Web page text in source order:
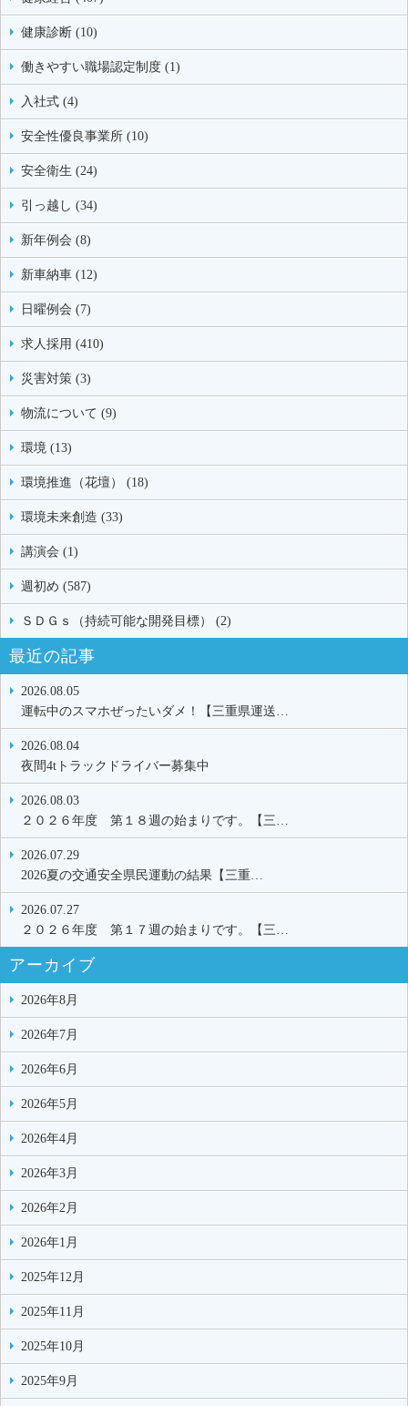
健康診断 (10)
働きやすい職場認定制度 (1)
入社式 (4)
安全性優良事業所 (10)
安全衛生 (24)
引っ越し (34)
新年例会 (8)
新車納車 (12)
日曜例会 (7)
求人採用 (410)
災害対策 (3)
物流について (9)
環境 (13)
環境推進（花壇） (18)
環境未来創造 (33)
講演会 (1)
週初め (587)
ＳＤＧｓ（持続可能な開発目標） (2)
最近の記事
2026.08.05
運転中のスマホぜったいダメ！【三重県運送…
2026.08.04
夜間4tトラックドライバー募集中
2026.08.03
２０２６年度 第１８週の始まりです。【三…
2026.07.29
2026夏の交通安全県民運動の結果【三重…
2026.07.27
２０２６年度 第１７週の始まりです。【三…
アーカイブ
2026年8月
2026年7月
2026年6月
2026年5月
2026年4月
2026年3月
2026年2月
2026年1月
2025年12月
2025年11月
2025年10月
2025年9月